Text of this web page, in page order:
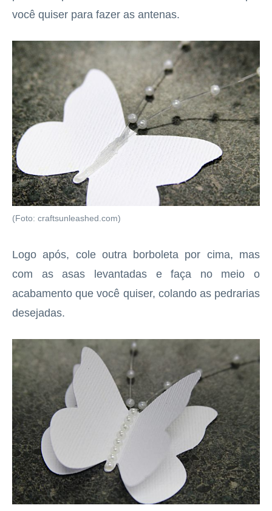
você quiser para fazer as antenas.
(Foto: craftsunleashed.com)
Logo após, cole outra borboleta por cima, mas
com as asas levantadas e faça no meio o
acabamento que você quiser, colando as pedrarias
desejadas.